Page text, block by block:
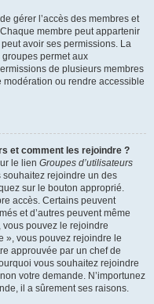
gérer l’accès des membres et
membre peut appartenir
avoir ses permissions. La
permet aux
de plusieurs membres
modération ou rendre accessible
et comment les rejoindre ?
le lien Groupes d’utilisateurs
souhaitez rejoindre un des
sur le bouton approprié.
accès. Certains peuvent
et d’autres peuvent même
vous pouvez le rejoindre
», vous pouvez rejoindre le
approuvée par un chef de
vous souhaitez rejoindre
votre demande. N’importunez
il a sûrement ses raisons.